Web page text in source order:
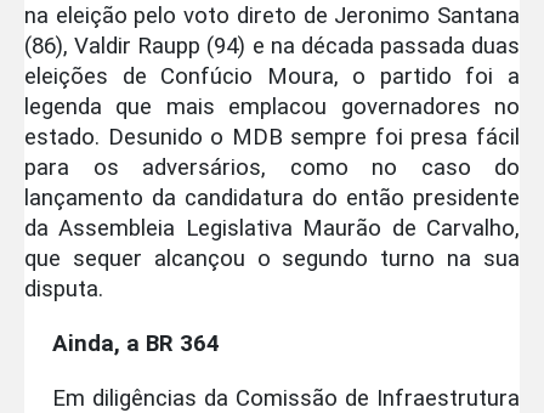
na eleição pelo voto direto de Jeronimo Santana
(86), Valdir Raupp (94) e na década passada duas
eleições de Confúcio Moura, o partido foi a
legenda que mais emplacou governadores no
estado. Desunido o MDB sempre foi presa fácil
para os adversários, como no caso do
lançamento da candidatura do então presidente
da Assembleia Legislativa Maurão de Carvalho,
que sequer alcançou o segundo turno na sua
disputa.
Ainda, a BR 364
Em diligências da Comissão de Infraestrutura